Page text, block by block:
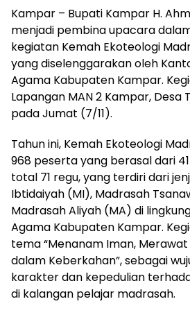
Kampar – Bupati Kampar H.
menjadi pembina upacara
kegiatan Kemah Ekoteologi
yang diselenggarakan oleh
Agama Kabupaten Kampar.
Lapangan MAN 2 Kampar, Desa
pada Jumat (7/11).
Tahun ini, Kemah Ekoteologi
968 peserta yang berasal dari
total 71 regu, yang terdiri dari
Ibtidaiyah (MI), Madrasah
Madrasah Aliyah (MA) di
Agama Kabupaten Kampar.
tema “Menanam Iman,
dalam Keberkahan”, sebagai
karakter dan kepedulian
di kalangan pelajar madrasah.